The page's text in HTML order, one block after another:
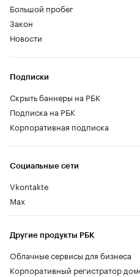
Большой пробег
Закон
Новости
Социальные сети
Vkontakte
Max
Другие продукты РБК
Облачные сервисы для бизнеса
Корпоративный регистратор
Подписки
Скрыть баннеры на РБК
Подписка на РБК
Корпоративная подписка